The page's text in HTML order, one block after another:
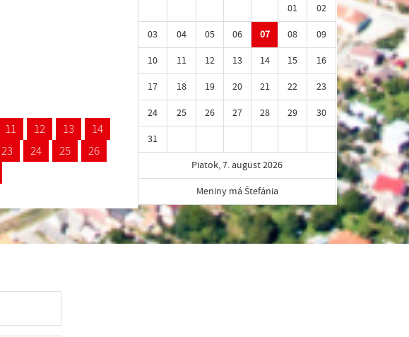
11 12 13
14
23 24 25
26
01
02
03
04 05 06 07 08
09
10
11 12 13 14 15
16
17
18 19 20 21 22
23
24
25 26 27 28 29
30
31
Piatok, 7. august 2026
Meniny má Štefánia